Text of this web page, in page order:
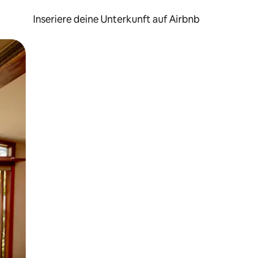
Inseriere deine Unterkunft auf Airbnb
oder Wischgesten.